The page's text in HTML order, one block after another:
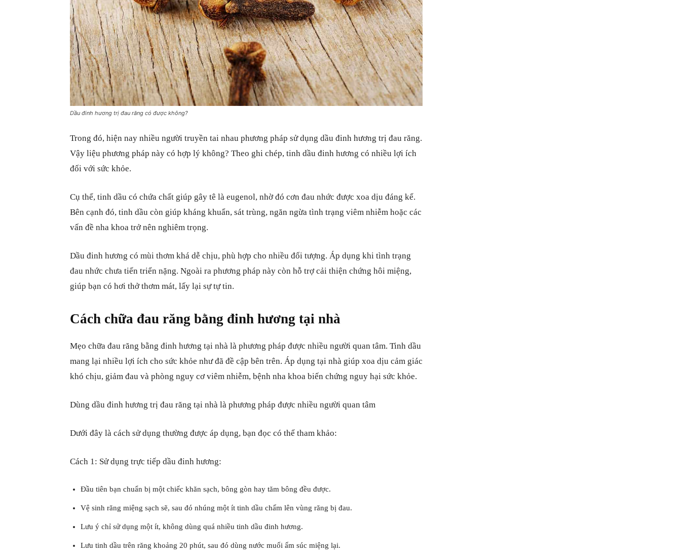
sống
Dầu đinh hương trị đau răng có được không?
Trong đó, hiện nay nhiều người truyền tai nhau phương pháp sử dụng dầu đinh hương trị đau răng.
Vậy liệu phương pháp này có hợp lý không? Theo ghi chép, tinh dầu đinh hương có nhiều lợi ích
đối với sức khỏe.
Cụ thể, tinh dầu có chứa chất giúp gây tê là eugenol, nhờ đó cơn đau nhức được xoa dịu đáng kể.
Bên cạnh đó, tinh dầu còn giúp kháng khuẩn, sát trùng, ngăn ngừa tình trạng viêm nhiễm hoặc các
vấn đề nha khoa trở nên nghiêm trọng.
Dầu đinh hương có mùi thơm khá dễ chịu, phù hợp cho nhiều đối tượng. Áp dụng khi tình trạng
đau nhức chưa tiến triển nặng. Ngoài ra phương pháp này còn hỗ trợ cải thiện chứng hôi miệng,
giúp bạn có hơi thở thơm mát, lấy lại sự tự tin.
Cách chữa đau răng bằng đinh hương tại nhà
Mẹo chữa đau răng bằng đinh hương tại nhà là phương pháp được nhiều người quan tâm. Tinh dầu
mang lại nhiều lợi ích cho sức khỏe như đã đề cập bên trên. Áp dụng tại nhà giúp xoa dịu cảm giác
khó chịu, giảm đau và phòng nguy cơ viêm nhiễm, bệnh nha khoa biến chứng nguy hại sức khỏe.
Dùng dầu đinh hương trị đau răng tại nhà là phương pháp được nhiều người quan tâm
Dưới đây là cách sử dụng thường được áp dụng, bạn đọc có thể tham khảo:
Cách 1: Sử dụng trực tiếp dầu đinh hương:
Đầu tiên bạn chuẩn bị một chiếc khăn sạch, bông gòn hay tăm bông đều được.
Vệ sinh răng miệng sạch sẽ, sau đó nhúng một ít tinh dầu chấm lên vùng răng bị đau.
Lưu ý chỉ sử dụng một ít, không dùng quá nhiều tinh dầu đinh hương.
Lưu tinh dầu trên răng khoảng 20 phút, sau đó dùng nước muối ấm súc miệng lại.